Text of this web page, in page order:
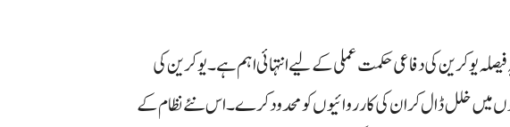
یوکرین کی دفاعی حکمت عملی کے لیے انتہائی اہم ہے۔ یوکرین کی
میں خلل ڈال کر ان کی کارروائیوں کو محدود کرے۔ اس نئے نظام کے